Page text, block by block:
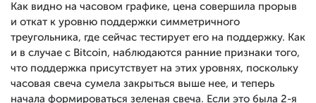
Как видно на часовом графике, цена совершила прорыв
и откат к уровню поддержки симметричного
треугольника, где сейчас тестирует его на поддержку. Как
и в случае с Bitcoin, наблюдаются ранние признаки того,
что поддержка присутствует на этих уровнях, поскольку
часовая свеча сумела закрыться выше нее, и теперь
начала формироваться зеленая свеча. Если это была 2-я